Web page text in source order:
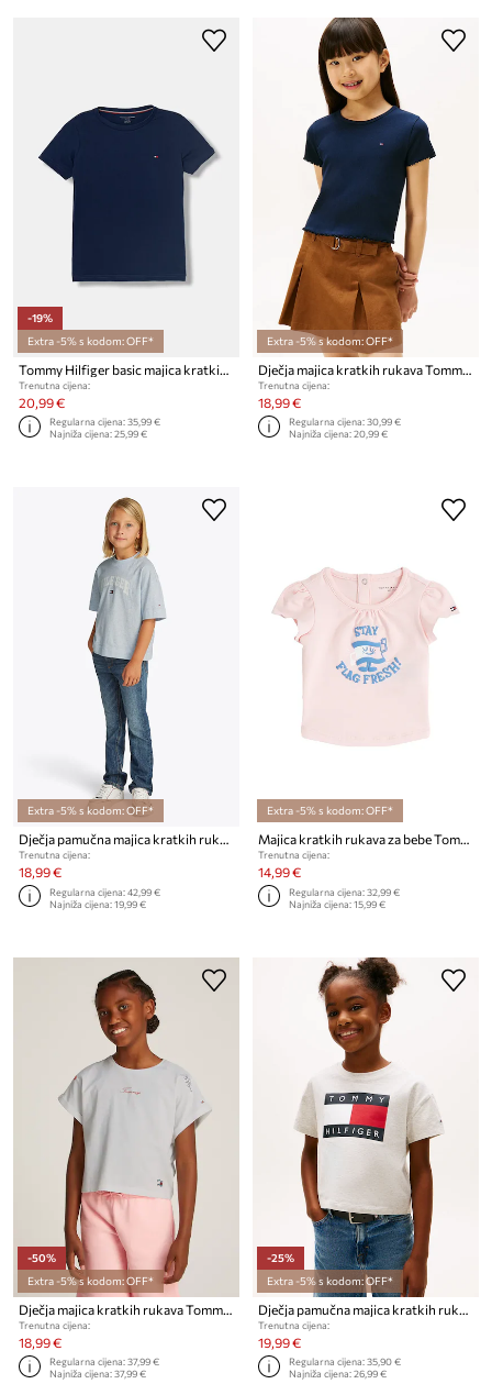
-19%
Extra -5% s kodom: OFF*
Tommy Hilfiger basic majica kratkih rukava za djecu od pamuka 2-pack
Trenutna cijena:
20,99 €
Regularna cijena:35,99 €
Najniža cijena:25,99 €
Extra -5% s kodom: OFF*
Dječja majica kratkih rukava Tommy Hilfiger
Trenutna cijena:
18,99 €
Regularna cijena:30,99 €
Najniža cijena:20,99 €
Extra -5% s kodom: OFF*
Dječja pamučna majica kratkih rukava Tommy Hilfiger
Trenutna cijena:
18,99 €
Regularna cijena:42,99 €
Najniža cijena:19,99 €
Extra -5% s kodom: OFF*
Majica kratkih rukava za bebe Tommy Hilfiger
Trenutna cijena:
14,99 €
Regularna cijena:32,99 €
Najniža cijena:15,99 €
-50%
Extra -5% s kodom: OFF*
Trenutna cijena:
18,99 €
Regularna cijena:37,99 €
Najniža cijena:37,99 €
-25%
Extra -5% s kodom: OFF*
Trenutna cijena:
19,99 €
Regularna cijena:35,90 €
Najniža cijena:26,99 €